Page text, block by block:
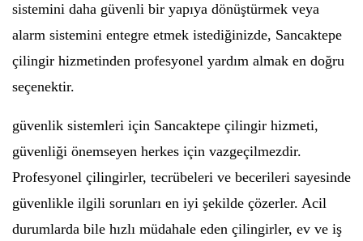
sistemini daha güvenli bir yapıya dönüştürmek veya
alarm sistemini entegre etmek istediğinizde, Sancaktepe
çilingir hizmetinden profesyonel yardım almak en doğru
seçenektir.
güvenlik sistemleri için Sancaktepe çilingir hizmeti,
güvenliği önemseyen herkes için vazgeçilmezdir.
Profesyonel çilingirler, tecrübeleri ve becerileri sayesinde
güvenlikle ilgili sorunları en iyi şekilde çözerler. Acil
durumlarda bile hızlı müdahale eden çilingirler, ev ve iş